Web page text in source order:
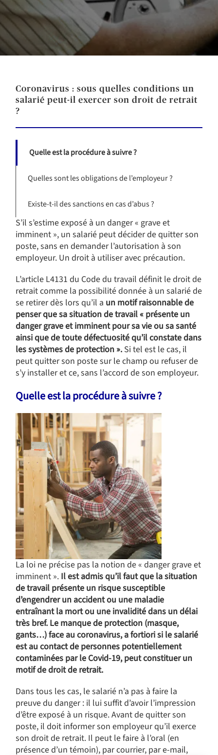
Coronavirus : sous quelles conditions un
salarié peut-il exercer son droit de retrait
?
Quelle est la procédure à suivre ?
Quelles sont les obligations de l’employeur ?
Existe-t-il des sanctions en cas d’abus ?
S’il s’estime exposé à un danger « grave et
imminent », un salarié peut décider de quitter son
poste, sans en demander l’autorisation à son
employeur. Un droit à utiliser avec précaution.
L’article L4131 du Code du travail définit le droit de
retrait comme la possibilité donnée à un salarié de
se retirer dès lors qu’il a un motif raisonnable de
penser que sa situation de travail « présente un
danger grave et imminent pour sa vie ou sa santé
ainsi que de toute défectuosité qu’il constate dans
les systèmes de protection ». Si tel est le cas, il
peut quitter son poste sur le champ ou refuser de
s’y installer et ce, sans l’accord de son employeur.
Quelle est la procédure à suivre ?
La loi ne précise pas la notion de « danger grave et
imminent ». Il est admis qu’il faut que la situation
de travail présente un risque susceptible
d’engendrer un accident ou une maladie
entraînant la mort ou une invalidité dans un délai
très bref. Le manque de protection (masque,
gants…) face au coronavirus, a fortiori si le salarié
est au contact de personnes potentiellement
contaminées par le Covid-19, peut constituer un
motif de droit de retrait.
Dans tous les cas, le salarié n’a pas à faire la
preuve du danger : il lui suffit d’avoir l’impression
d’être exposé à un risque. Avant de quitter son
poste, il doit informer son employeur qu’il exerce
son droit de retrait. Il peut le faire à l’oral (en
présence d’un témoin), par courrier, par e-mail,